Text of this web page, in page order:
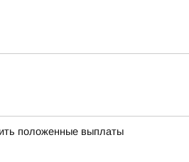
положенные выплаты